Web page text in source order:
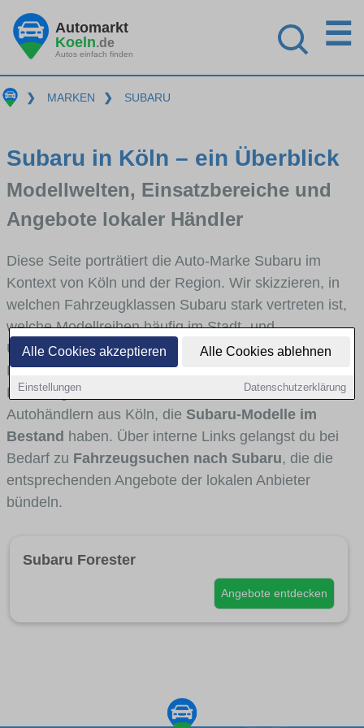
Alle Cookies akzeptieren Alle Cookies ablehnen
Einstellungen Datenschutzerklärung
Automarkt
Koeln.de
Autos einfach finden
☰
❯ MARKEN ❯ SUBARU
Subaru in Köln – ein Überblick
Modellwelten, Einsatzbereiche und
Angebote lokaler Händler
Diese Seite porträtiert die Auto-Marke Subaru im
Kontext von Köln und der Region. Wir skizzieren, in
welchen Fahrzeugklassen Subaru stark vertreten ist,
welche Modellreihen häufig im Stadt- und
Umlandverkehr zu sehen sind und für welche
Fahrertypen die Marke interessant ist. Viele
Fahrzeuge stammen von Autohäusern und
Autohändlern aus Köln, die Subaru-Modelle im
Bestand haben. Über interne Links gelangst du bei
Bedarf zu Fahrzeugsuchen nach Subaru, die die
entsprechenden Angebote der lokalen Anbieter
bündeln.
Subaru Forester
Angebote entdecken